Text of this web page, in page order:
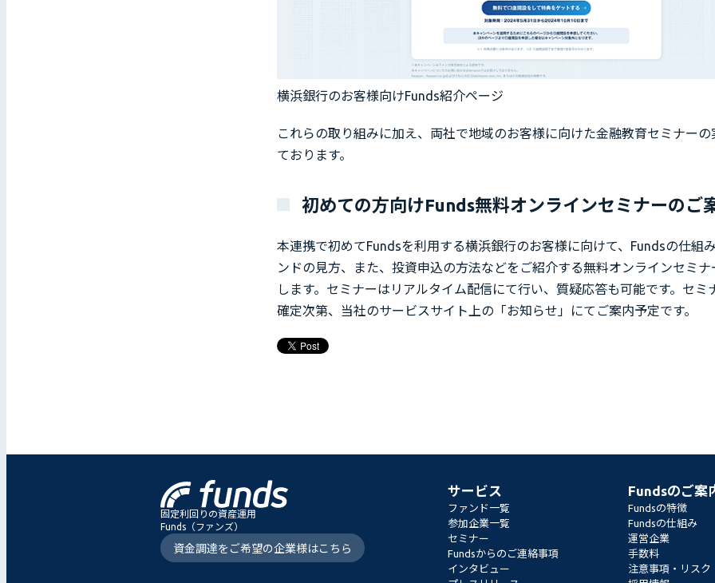
横浜銀行のお客様向けFunds紹介ページ
これらの取り組みに加え、両社で地域のお客様に向けた金融教育セミナー
ております。
初めての方向けFunds無料オンラインセミナーのご
本連携で初めてFundsを利用する横浜銀行のお客様に向けて、Fundsの仕組
ンドの見方、また、投資申込の方法などをご紹介する無料オンラインセミ
します。セミナーはリアルタイム配信にて行い、質疑応答も可能です。セミ
確定次第、当社のサービスサイト上の「お知らせ」にてご案内予定です。
固定利回りの資産運用
Funds（ファンズ）
資金調達をご希望の企業様はこちら
サービス
ファンド一覧
参加企業一覧
セミナー
Fundsからのご連絡事項
インタビュー
Fundsのご案
Fundsの特徴
Fundsの仕組み
運営企業
手数料
注意事項・リスク